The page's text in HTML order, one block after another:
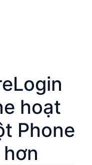
hoạt
Phone